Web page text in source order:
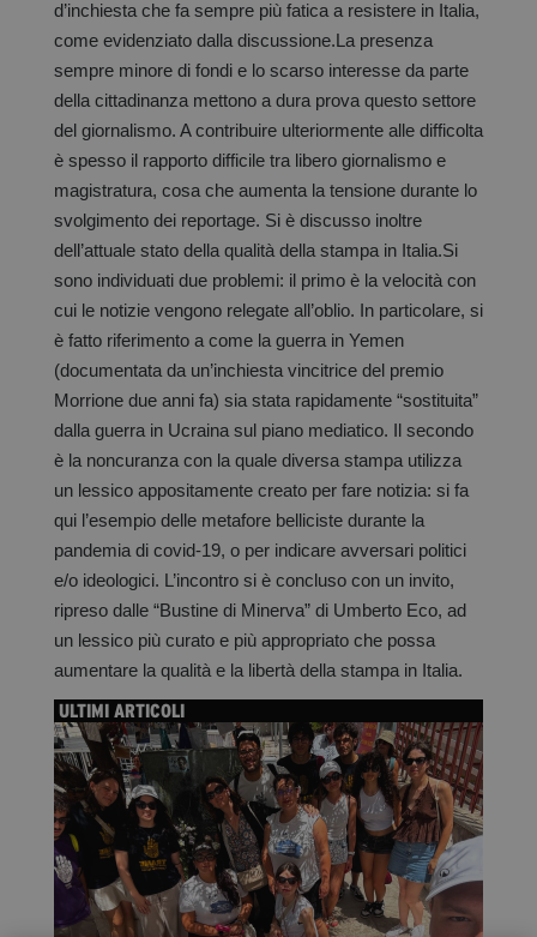
d’inchiesta che fa sempre più fatica a resistere in Italia,
come evidenziato dalla discussione.La presenza
sempre minore di fondi e lo scarso interesse da parte
della cittadinanza mettono a dura prova questo settore
del giornalismo. A contribuire ulteriormente alle difficolta
è spesso il rapporto difficile tra libero giornalismo e
magistratura, cosa che aumenta la tensione durante lo
svolgimento dei reportage. Si è discusso inoltre
dell’attuale stato della qualità della stampa in Italia.Si
sono individuati due problemi: il primo è la velocità con
cui le notizie vengono relegate all’oblio. In particolare, si
è fatto riferimento a come la guerra in Yemen
(documentata da un’inchiesta vincitrice del premio
Morrione due anni fa) sia stata rapidamente “sostituita”
dalla guerra in Ucraina sul piano mediatico. Il secondo
è la noncuranza con la quale diversa stampa utilizza
un lessico appositamente creato per fare notizia: si fa
qui l’esempio delle metafore belliciste durante la
pandemia di covid-19, o per indicare avversari politici
e/o ideologici. L’incontro si è concluso con un invito,
ripreso dalle “Bustine di Minerva” di Umberto Eco, ad
un lessico più curato e più appropriato che possa
aumentare la qualità e la libertà della stampa in Italia.
ULTIMI ARTICOLI